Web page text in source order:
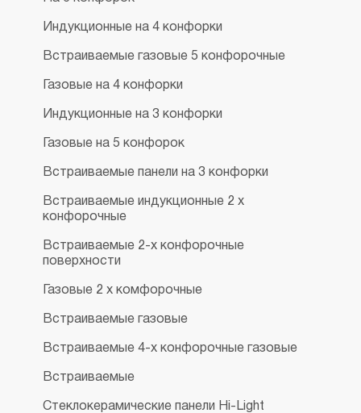
Индукционные на 4 конфорки
Встраиваемые газовые 5 конфорочные
Газовые на 4 конфорки
Индукционные на 3 конфорки
Газовые на 5 конфорок
Встраиваемые панели на 3 конфорки
Встраиваемые индукционные 2 х
конфорочные
Встраиваемые 2-х конфорочные
поверхности
Газовые 2 х комфорочные
Встраиваемые газовые
Встраиваемые 4-х конфорочные газовые
Встраиваемые
Стеклокерамические панели Hi-Light